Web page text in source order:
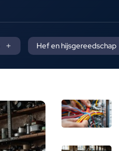
Hef en hijsgereedschap